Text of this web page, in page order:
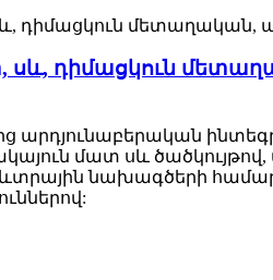
դիմացկուն
արդյունաբերական
մատ սև
նախագծերի համար: